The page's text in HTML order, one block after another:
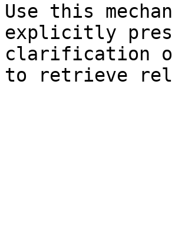
Use this
explicitly
clarification